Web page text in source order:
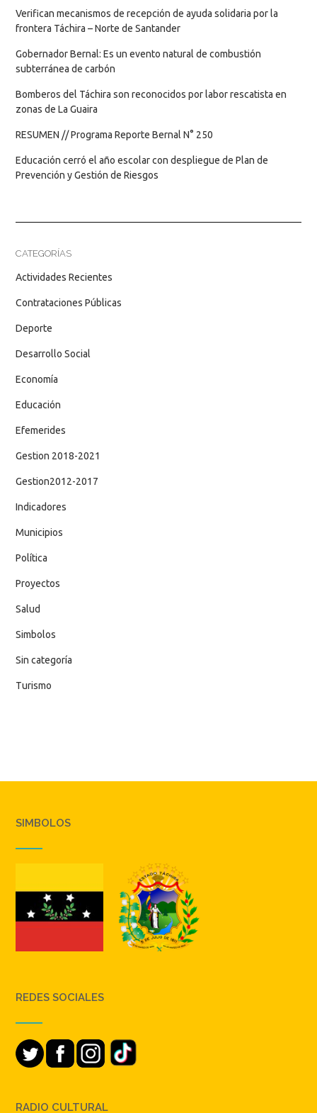
Verifican mecanismos de recepción de ayuda solidaria por la
frontera Táchira – Norte de Santander
Gobernador Bernal: Es un evento natural de combustión
subterránea de carbón
Bomberos del Táchira son reconocidos por labor rescatista en
zonas de La Guaira
RESUMEN // Programa Reporte Bernal N° 250
Educación cerró el año escolar con despliegue de Plan de
Prevención y Gestión de Riesgos
CATEGORÍAS
Actividades Recientes
Contrataciones Públicas
Deporte
Desarrollo Social
Economía
Educación
Efemerides
Gestion 2018-2021
Gestion2012-2017
Indicadores
Municipios
Política
Proyectos
Salud
Simbolos
Sin categoría
Turismo
SIMBOLOS
REDES SOCIALES
RADIO CULTURAL